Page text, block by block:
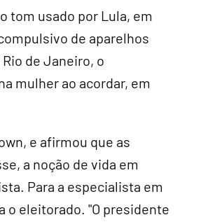
tom usado por Lula, em
de aparelhos
de Janeiro, o
mulher ao acordar, em
e afirmou que as
a noção de vida em
Para a especialista em
o eleitorado. "O presidente